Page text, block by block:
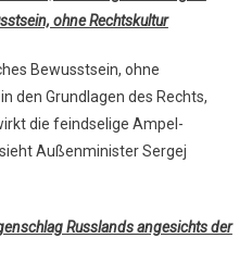
ohne Rechtskultur
Bewusstsein, ohne
den Grundlagen des Rechts,
die feindselige Ampel-
Außenminister Sergej
Russlands angesichts der